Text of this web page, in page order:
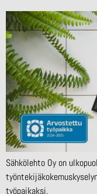
Sähkölehto Oy on
työpaikaksi.